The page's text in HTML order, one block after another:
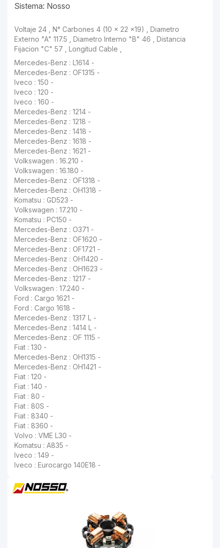
Sistema: Nosso
Voltaje 24 , N° Carbones 4 (10 x 22 x19) , Diametro Externo "A" 117.5 , Diametro Interno "B" 46 , Distancia Fijacion "C" 57 , Longitud Cable ,
Mercedes-Benz : OF1315 -
Iveco : 150 -
Iveco : 120 -
Iveco : 160 -
Mercedes-Benz : 1214 -
Mercedes-Benz : 1218 -
Mercedes-Benz : 1418 -
Mercedes-Benz : 1618 -
Mercedes-Benz : 1621 -
Volkswagen : 16.210 -
Volkswagen : 16.180 -
Mercedes-Benz : OF1318 -
Mercedes-Benz : OH1318 -
Komatsu : GD523 -
Volkswagen : 17.210 -
Komatsu : PC150 -
Mercedes-Benz : O371 -
Mercedes-Benz : OF1620 -
Mercedes-Benz : OF1721 -
Mercedes-Benz : OH1420 -
Mercedes-Benz : OH1623 -
Mercedes-Benz : 1217 -
Volkswagen : 17.240 -
Ford : Cargo 1621 -
Ford : Cargo 1618 -
Mercedes-Benz : 1317 L -
Mercedes-Benz : 1414 L -
Mercedes-Benz : OF 1115 -
Fiat : 130 -
Mercedes-Benz : OH1315 -
Mercedes-Benz : OH1421 -
Fiat : 120 -
Fiat : 140 -
Fiat : 80 -
Fiat : 80S -
Fiat : 8340 -
Fiat : 8360 -
Volvo : VME L30 -
Komatsu : A835 -
Iveco : 149 -
Iveco : Eurocargo 140E18 -